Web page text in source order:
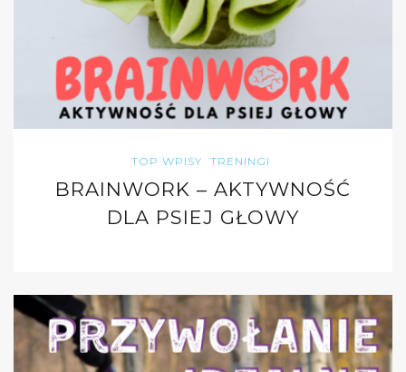
TOP WPISY TRENINGI
BRAINWORK – AKTYWNOŚĆ
DLA PSIEJ GŁOWY